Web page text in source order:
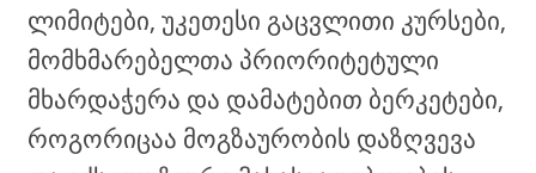
ლიმიტები, უკეთესი გაცვლითი კურსები,
მომხმარებელთა პრიორიტეტული
მხარდაჭერა და დამატებით ბერკეტები,
როგორიცაა მოგზაურობის დაზღვევა